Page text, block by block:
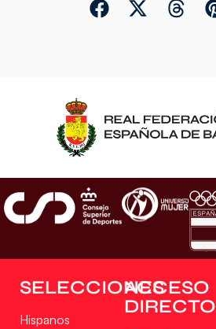
SELECCIONES
Hispanos
ACCESO
DIRECTO